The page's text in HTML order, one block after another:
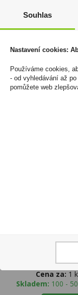
OK Snack
45 Kč39
Cena za:
1 ks
Skladem:více než
Znojmo
49 Kč
Cena za: 1
Skladem: 100 -
Souhlas
Nastavení cookies:
Používáme cookies,
- od vyhledávání až
pomůžete web